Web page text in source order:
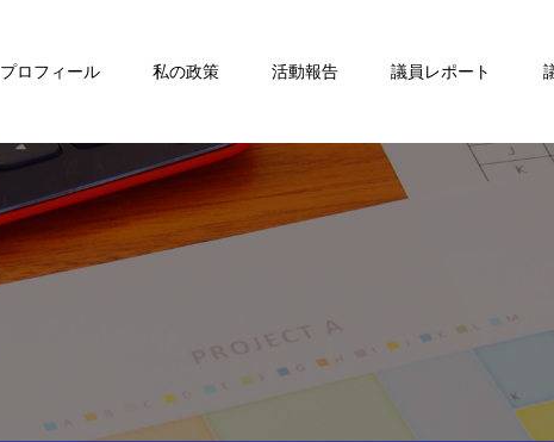
プロフィール 私の政策 活動報告 議員レポート